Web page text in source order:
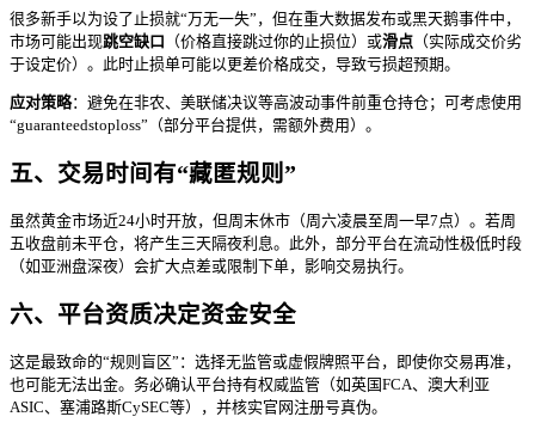
很多新手以为设了止损就“万无一失”，但在重大数据发布或黑天鹅事件中，
市场可能出现跳空缺口 （价格直接跳过你的止损位）或滑点 （实际成交价劣
于设定价）。此时止损单可能以更差价格成交，导致亏损超预期。
应对策略：避免在非农、美联储决议等高波动事件前重仓持仓；可考虑使用
“guaranteedstoploss”（部分平台提供，需额外费用）。
五、交易时间有“藏匿规则”
虽然黄金市场近24小时开放，但周末休市（周六凌晨至周一早7点）。若周
五收盘前未平仓，将产生三天隔夜利息。此外，部分平台在流动性极低时段
（如亚洲盘深夜）会扩大点差或限制下单，影响交易执行。
六、平台资质决定资金安全
这是最致命的“规则盲区”：选择无监管或虚假牌照平台，即使你交易再准，
也可能无法出金。务必确认平台持有权威监管（如英国FCA、澳大利亚
ASIC、塞浦路斯CySEC等），并核实官网注册号真伪。